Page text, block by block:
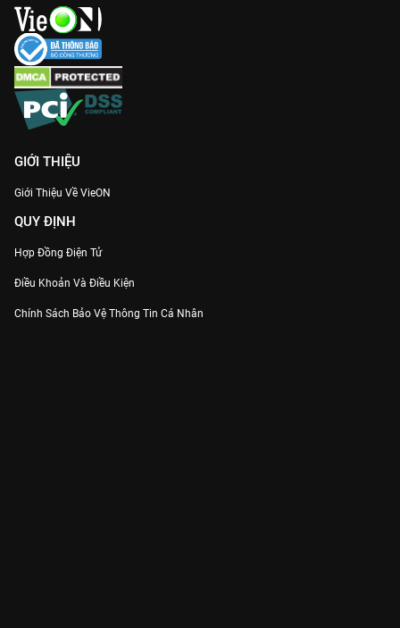
GIỚI THIỆU
Giới Thiệu Về VieON
QUY ĐỊNH
Hợp Đồng Điện Tử
Điều Khoản Và Điều Kiện
Chính Sách Bảo Vệ Thông Tin Cá Nhân